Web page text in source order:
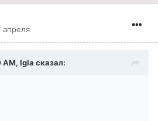
в меню крафта так,
брони крафтился, а как в
5; 10; .Просто я люблю сама
очень долго и даже у меня
стальные слитки, а
апреля
AM, Igla сказал: